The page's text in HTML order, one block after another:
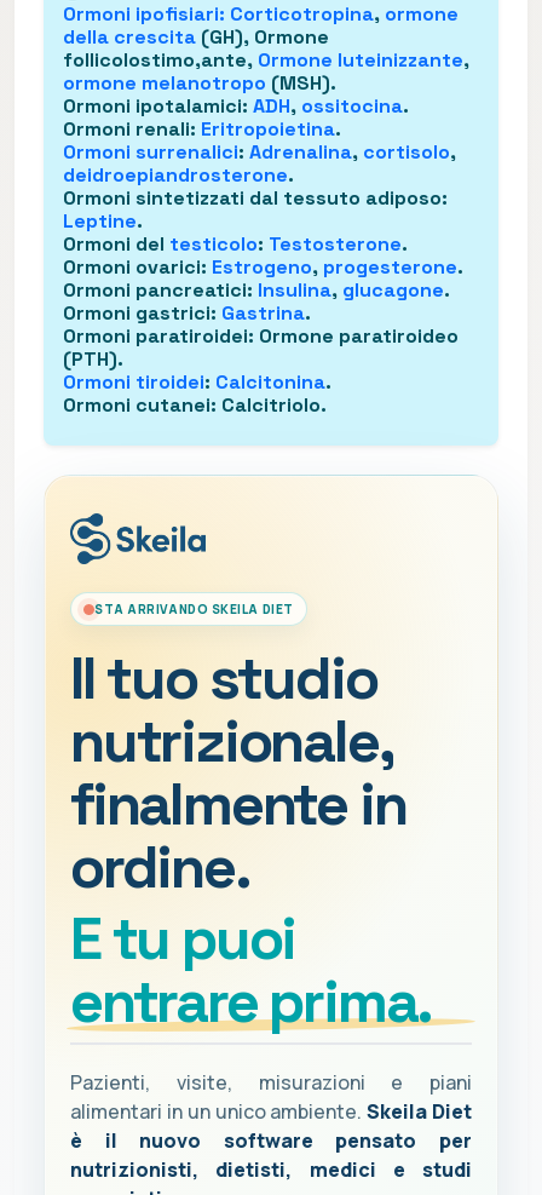
Ormoni ipofisiari: Corticotropina, ormone
della crescita (GH), Ormone
follicolostimo,ante, Ormone luteinizzante,
ormone melanotropo (MSH).
Ormoni ipotalamici: ADH, ossitocina.
Ormoni renali: Eritropoietina.
Ormoni surrenalici: Adrenalina, cortisolo,
deidroepiandrosterone.
Ormoni sintetizzati dal tessuto adiposo:
Leptine.
Ormoni del testicolo: Testosterone.
Ormoni ovarici: Estrogeno, progesterone.
Ormoni pancreatici: Insulina, glucagone.
Ormoni gastrici: Gastrina.
Ormoni paratiroidei: Ormone paratiroideo
(PTH).
Ormoni tiroidei: Calcitonina.
Ormoni cutanei: Calcitriolo.
STA ARRIVANDO SKEILA DIET
Il tuo studio
nutrizionale,
finalmente in
ordine.
E tu puoi
entrare prima.
Pazienti, visite, misurazioni e piani
alimentari in un unico ambiente.Skeila Diet
è il nuovo software pensato per
nutrizionisti, dietisti, medici e studi